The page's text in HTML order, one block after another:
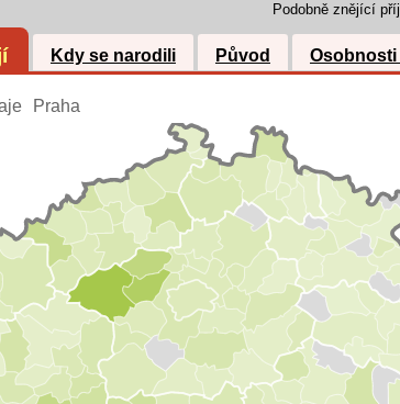
Podobně znějící
Kdy se narodili Původ Osobnosti
Praha